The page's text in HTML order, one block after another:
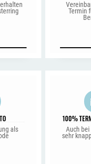
Termin
als
100%
Auch
sehr